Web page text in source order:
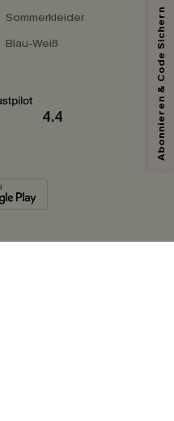
Sommerkleider
Blau-Weiß
4.4 Abonnieren & Code Sichern